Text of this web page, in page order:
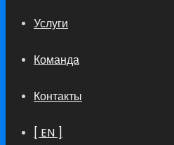
Услуги
Команда
Контакты
[ EN ]